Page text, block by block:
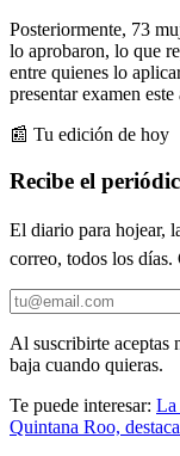
Posteriormente, 73
lo aprobaron, lo que
entre quienes lo
presentar examen este
📰 Tu edición de hoy
Recibe el
El diario para hojear,
correo, todos los
Al suscribirte aceptas
baja cuando quieras.
Te puede interesar: La
Quintana Roo,